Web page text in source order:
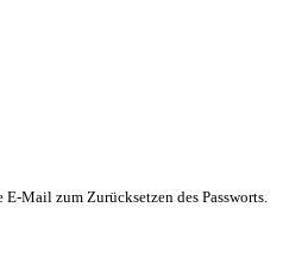
Mail zum Zurücksetzen des Passworts.